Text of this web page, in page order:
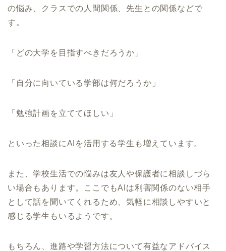
の悩み、クラスでの人間関係、先生との関係などで
す。
「どの大学を目指すべきだろうか」
「自分に向いている学部は何だろうか」
「勉強計画を立ててほしい」
といった相談にAIを活用する学生も増えています。
また、学校生活での悩みは友人や保護者に相談しづら
い場合もあります。ここでもAIは利害関係のない相手
として話を聞いてくれるため、気軽に相談しやすいと
感じる学生もいるようです。
もちろん、進路や学習方法について有益なアドバイス